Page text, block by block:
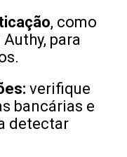
, como
para
verifique
bancárias e
detectar